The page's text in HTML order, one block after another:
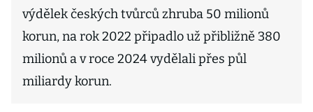
výdělek českých tvůrců zhruba 50 milionů
korun, na rok 2022 připadlo už přibližně 380
milionů a v roce 2024 vydělali přes půl
miliardy korun.